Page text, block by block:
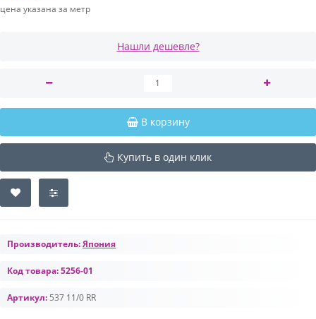
цена указана за метр
Нашли дешевле?
В корзину
Купить в один клик
Производитель:Япония
Код товара:5256-01
Артикул: 537 11/0 RR